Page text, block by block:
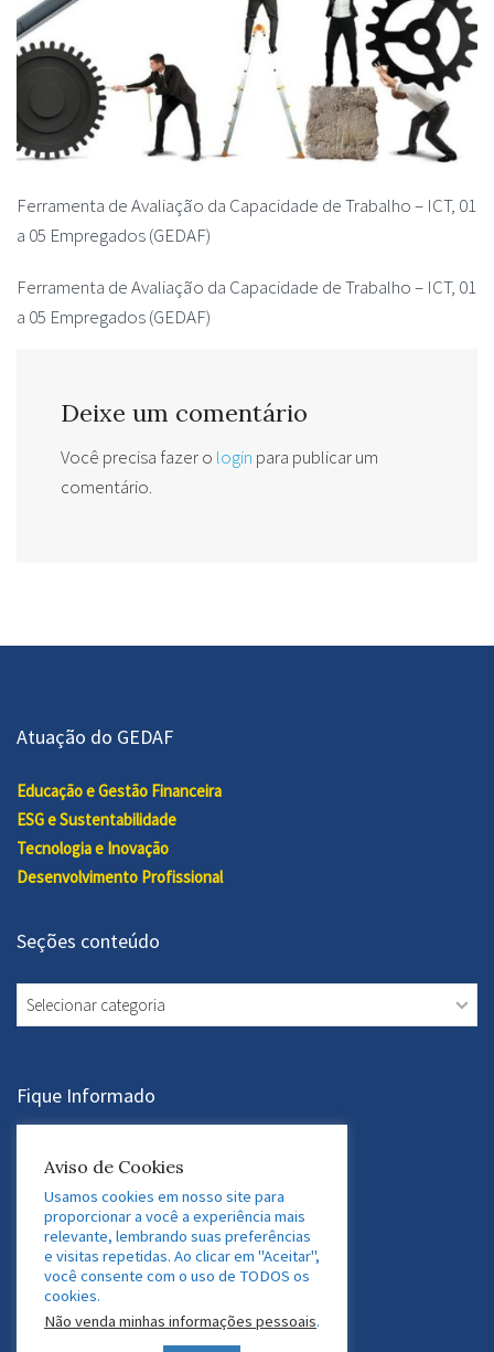
Ferramenta de Avaliação da Capacidade de Trabalho – ICT, 01
a 05 Empregados (GEDAF)
Ferramenta de Avaliação da Capacidade de Trabalho – ICT, 01
a 05 Empregados (GEDAF)
Deixe um comentário
Você precisa fazer o login para publicar um
comentário.
Atuação do GEDAF
Educação e Gestão Financeira
ESG e Sustentabilidade
Tecnologia e Inovação
Desenvolvimento Profissional
Seções conteúdo
Seções
conteúdo
Fique Informado
Assine a Newsletter
Acesse nossas Redes Sociais
Twitter Facebook
Aviso de Cookies
Usamos cookies em nosso site para
proporcionar a você a experiência mais
relevante, lembrando suas preferências
e visitas repetidas. Ao clicar em "Aceitar",
você consente com o uso de TODOS os
cookies.
Não venda minhas informações pessoais.